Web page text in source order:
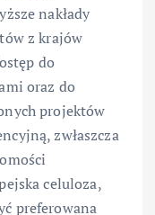
nakłady
z krajów
do
oraz do
projektów
zwłaszcza
celuloza,
preferowana